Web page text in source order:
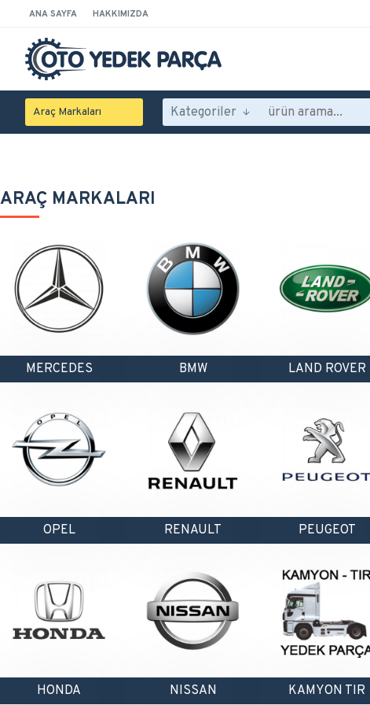
ANA SAYFA HAKKIMIZDA
Araç Markaları Kategoriler
ARAÇ MARKALARI
MERCEDES BMW LAND ROVER
OPEL RENAULT PEUGEOT
HONDA NISSAN KAMYON TIR